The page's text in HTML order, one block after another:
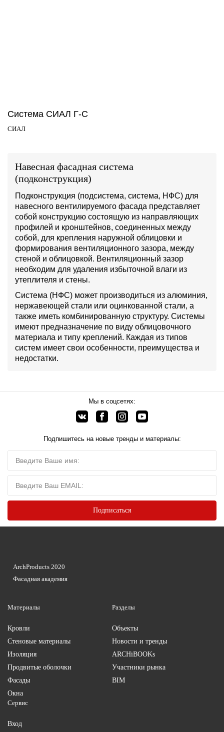
Система СИАЛ Г-С
СИАЛ
Навесная фасадная система
(подконструкция)
Подконструкция (подсистема, система, НФС) для
навесного вентилируемого фасада представляет
собой конструкцию состоящую из направляющих
профилей и кронштейнов, соединенных между
собой, для крепления наружной облицовки и
формирования вентиляционного зазора, между
стеной и облицовкой. Вентиляционный зазор
необходим для удаления избыточной влаги из
утеплителя и стены.
Система (НФС) может производиться из алюминия,
нержавеющей стали или оцинкованной стали, а
также иметь комбинированную структуру. Системы
имеют предназначение по виду облицовочного
материала и типу креплений. Каждая из типов
систем имеет свои особенности, преимущества и
недостатки.
Мы в соцсетях:
Подпишитесь на новые тренды и материалы:
Материалы
Кровли
Стеновые материалы
Изоляция
Продвитые оболочки
Фасады
Окна
Разделы
Объекты
Новости и тренды
ARCHiBOOKs
Участники рынка
BIM
Сервис
Вход
ArchProducts 2020
Фасадная академия